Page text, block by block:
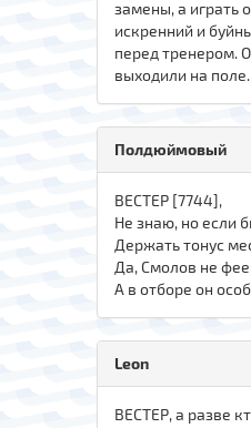
замены, а играть
искренний и
перед тренером.
выходили на
Полдюймовый
ВЕСТЕР [7744],
Не знаю, но если
Держать тонус
Да, Смолов не
А в отборе он
Leon
ВЕСТЕР, а разве